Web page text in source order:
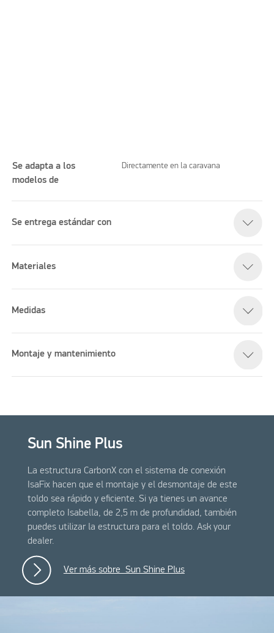
Please accept marketing cookies to watch this video
Se adapta a los
modelos de
Directamente en la caravana
Se entrega estándar con
Materiales
Medidas
Montaje y mantenimiento
Sun Shine Plus
La estructura CarbonX con el sistema de conexión
IsaFix hacen que el montaje y el desmontaje de este
toldo sea rápido y eficiente. Si ya tienes un avance
completo Isabella, de 2,5 m de profundidad, también
puedes utilizar la estructura para el toldo. Ask your
dealer.
Ver más sobre Sun Shine Plus